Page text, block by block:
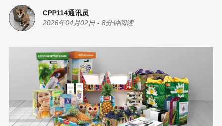
CPP114通讯员
2026年04月02日 - 8分钟阅读